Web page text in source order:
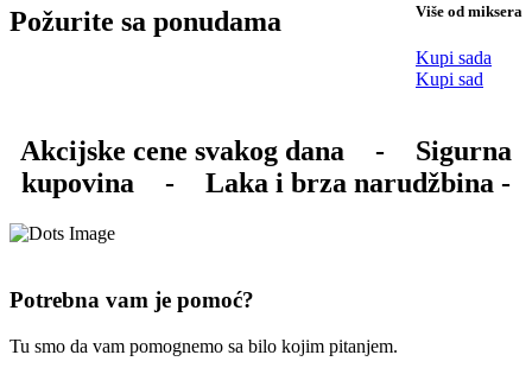
Požurite sa ponudama Više od miksera
Kupi sada
Kupi sad
Akcijske cene svakog dana -
Sigurna
kupovina
- Laka i brza narudžbina -
Potrebna vam je pomoć?
Tu smo da vam pomognemo sa bilo kojim pitanjem.